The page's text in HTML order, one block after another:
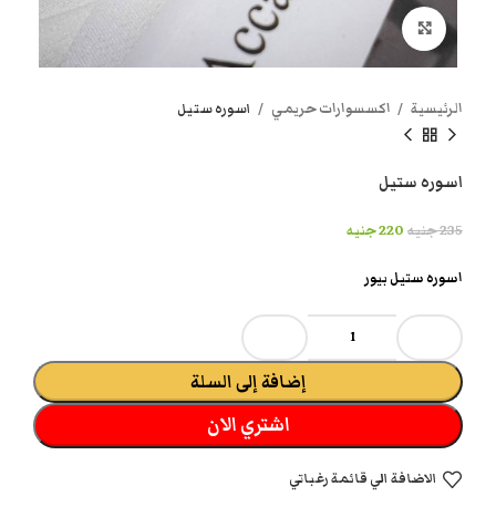
انقر هنا لتكبير الصورة
الرئيسية اكسسوارات حريمي اسوره ستيل
اسوره ستيل
235جنيه 220جنيه
اسوره ستيل بيور
إضافة إلى السلة
اشتري الان
الاضافة الي قائمة رغباتي